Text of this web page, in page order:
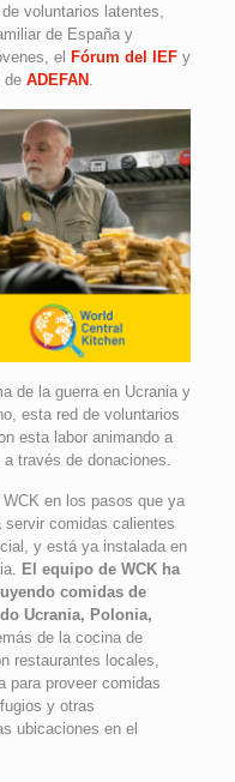
voluntarios latentes,
de España y
el Fórum del IEFy
de ADEFAN .
de la guerra en Ucrania y
esta red de voluntarios
esta labor animando a
través de donaciones.
en los pasos que ya
servir comidas calientes
y está ya instalada en
El equipo de WCK ha
comidas de
Ucrania, Polonia,
de la cocina de
restaurantes locales,
para proveer comidas
y otras
ubicaciones en el